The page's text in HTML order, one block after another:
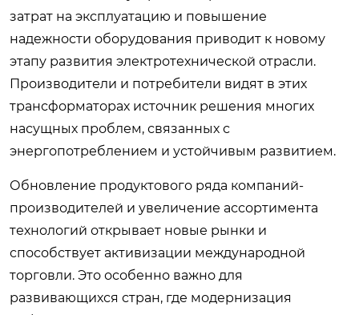
затрат на эксплуатацию и повышение
надежности оборудования приводит к новому
этапу развития электротехнической отрасли.
Производители и потребители видят в этих
трансформаторах источник решения многих
насущных проблем, связанных с
энергопотреблением и устойчивым развитием.
Обновление продуктового ряда компаний-
производителей и увеличение ассортимента
технологий открывает новые рынки и
способствует активизации международной
торговли. Это особенно важно для
развивающихся стран, где модернизация